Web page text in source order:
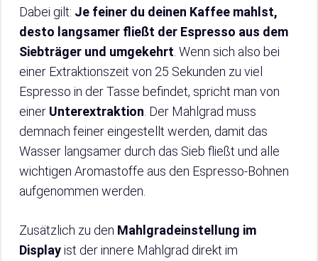
Dabei gilt: Je feiner du deinen Kaffee mahlst,
desto langsamer fließt der Espresso aus dem
Siebträger und umgekehrt . Wenn sich also bei
einer Extraktionszeit von 25 Sekunden zu viel
Espresso in der Tasse befindet, spricht man von
einer Unterextraktion . Der Mahlgrad muss
demnach feiner eingestellt werden, damit das
Wasser langsamer durch das Sieb fließt und alle
wichtigen Aromastoffe aus den Espresso-Bohnen
aufgenommen werden.
Zusätzlich zu den Mahlgradeinstellung im
Displayist der innere Mahlgrad direkt im